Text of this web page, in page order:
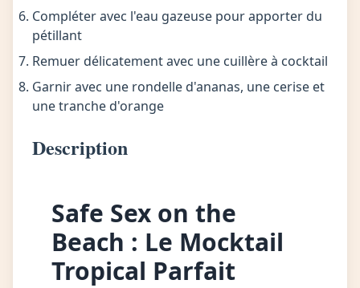
Compléter avec l'eau gazeuse pour apporter du
pétillant
Remuer délicatement avec une cuillère à cocktail
Garnir avec une rondelle d'ananas, une cerise et
une tranche d'orange
Description
Safe Sex on the
Beach : Le Mocktail
Tropical Parfait